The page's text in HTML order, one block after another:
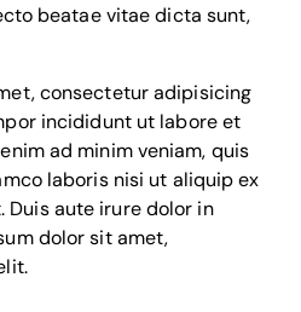
beatae vitae dicta sunt,
consectetur adipisicing
incididunt ut labore et
ad minim veniam, quis
laboris nisi ut aliquip ex
Duis aute irure dolor in
dolor sit amet,